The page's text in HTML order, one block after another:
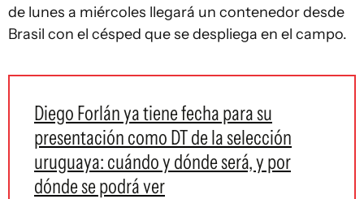
de lunes a miércoles llegará un contenedor desde
Brasil con el césped que se despliega en el campo.
Diego Forlán ya tiene fecha para su
presentación como DT de la selección
uruguaya: cuándo y dónde será, y por
dónde se podrá ver